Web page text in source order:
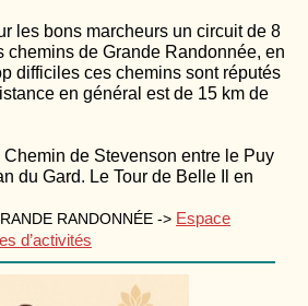
les bons marcheurs un circuit de 8
chemins de Grande Randonnée, en
difficiles ces chemins sont réputés
en général est de 15 km de
de Stevenson entre le Puy
du Gard. Le Tour de Belle Il en
RANDONNÉE -> Espace
d’activités